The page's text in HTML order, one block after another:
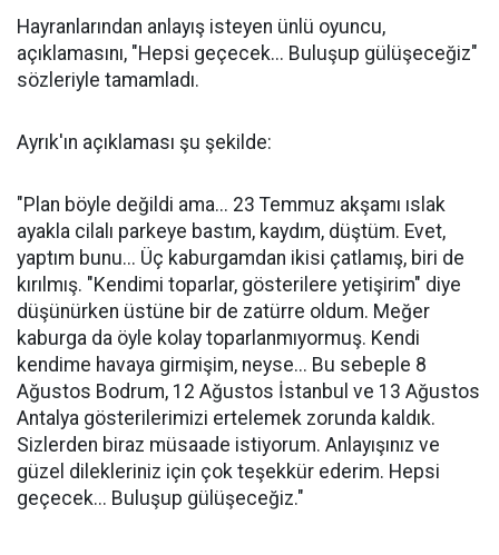
Hayranlarından anlayış isteyen ünlü oyuncu,
açıklamasını, "Hepsi geçecek... Buluşup gülüşeceğiz"
sözleriyle tamamladı.
Ayrık'ın açıklaması şu şekilde:
"Plan böyle değildi ama... 23 Temmuz akşamı ıslak
ayakla cilalı parkeye bastım, kaydım, düştüm. Evet,
yaptım bunu... Üç kaburgamdan ikisi çatlamış, biri de
kırılmış. "Kendimi toparlar, gösterilere yetişirim" diye
düşünürken üstüne bir de zatürre oldum. Meğer
kaburga da öyle kolay toparlanmıyormuş. Kendi
kendime havaya girmişim, neyse... Bu sebeple 8
Ağustos Bodrum, 12 Ağustos İstanbul ve 13 Ağustos
Antalya gösterilerimizi ertelemek zorunda kaldık.
Sizlerden biraz müsaade istiyorum. Anlayışınız ve
güzel dilekleriniz için çok teşekkür ederim. Hepsi
geçecek... Buluşup gülüşeceğiz."